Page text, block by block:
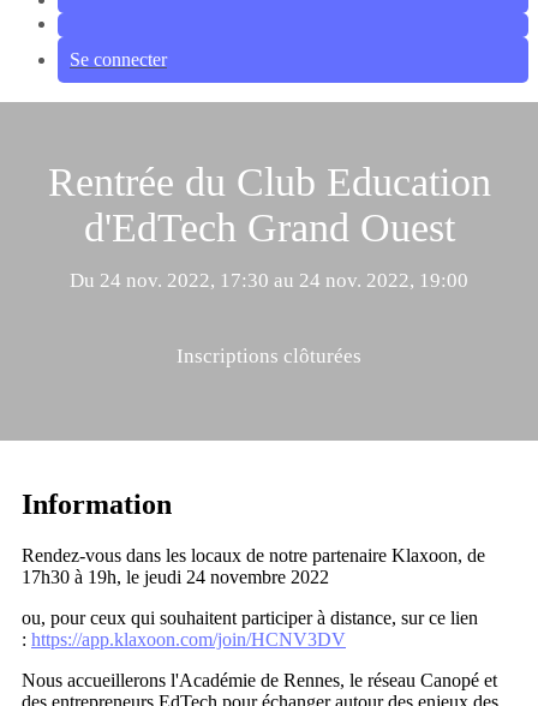
Se connecter
Rentrée du Club Education
d'EdTech Grand Ouest
Du 24 nov. 2022, 17:30 au 24 nov. 2022, 19:00
Inscriptions clôturées
Information
Rendez-vous dans les locaux de notre partenaire Klaxoon, de
17h30 à 19h, le jeudi 24 novembre 2022
ou, pour ceux qui souhaitent participer à distance, sur ce lien
: https://app.klaxoon.com/join/HCNV3DV
Nous accueillerons l'Académie de Rennes, le réseau Canopé et
des entrepreneurs EdTech pour échanger autour des enjeux des